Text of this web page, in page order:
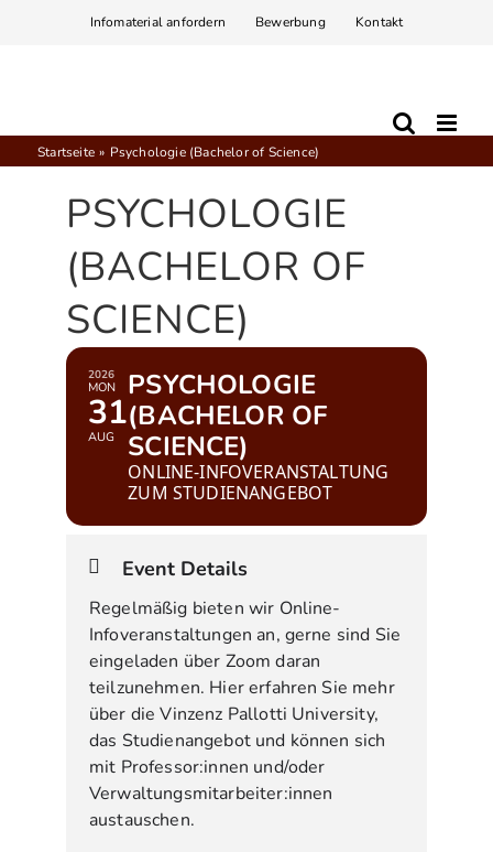
Infomaterial anfordern Bewerbung Kontakt
Startseite Psychologie (Bachelor of Science)
PSYCHOLOGIE
(BACHELOR OF
SCIENCE)
2026
MON
31
AUG
PSYCHOLOGIE
(BACHELOR OF
SCIENCE)
ONLINE-INFOVERANSTALTUNG
ZUM STUDIENANGEBOT
Event Details
Regelmäßig bieten wir Online-
Infoveranstaltungen an, gerne sind Sie
eingeladen über Zoom daran
teilzunehmen. Hier erfahren Sie mehr
über die Vinzenz Pallotti University,
das Studienangebot und können sich
mit Professor:innen und/oder
Verwaltungsmitarbeiter:innen
austauschen.